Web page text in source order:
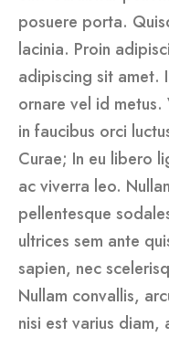
posuere porta.
lacinia. Proin
adipiscing sit amet.
ornare vel id metus.
in faucibus orci
Curae; In eu libero
ac viverra leo.
pellentesque
ultrices sem ante
sapien, nec
Nullam convallis,
nisi est varius diam,